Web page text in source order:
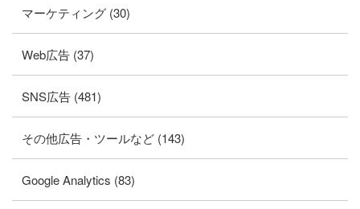
マーケティング (30)
Web広告 (37)
SNS広告 (481)
その他広告・ツールなど (143)
Google Analytics (83)